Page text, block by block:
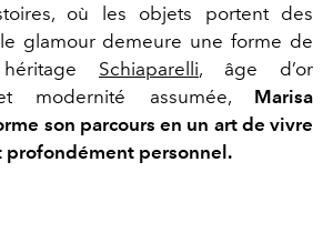
où les objets portent des
glamour demeure une forme de
Schiaparelli, âge d’or
modernité assumée, Marisa
son parcours en un art de vivre
profondément personnel.